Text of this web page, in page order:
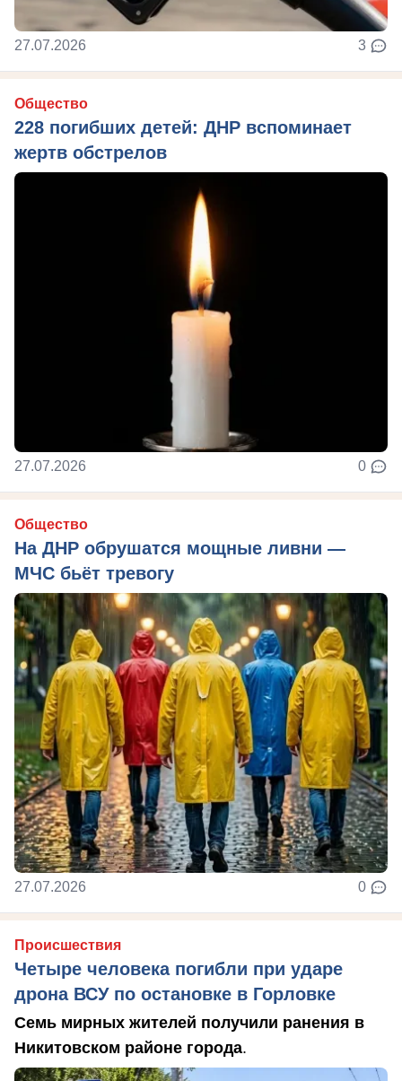
27.07.2026 3
Общество
228 погибших детей: ДНР вспоминает
жертв обстрелов
27.07.2026 0
Общество
На ДНР обрушатся мощные ливни —
МЧС бьёт тревогу
27.07.2026 0
Происшествия
Четыре человека погибли при ударе
дрона ВСУ по остановке в Горловке
Семь мирных жителей получили ранения в
Никитовском районе города.